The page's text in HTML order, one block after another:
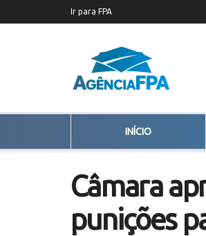
Ir para FPA
INÍCIO
Câmara
punições